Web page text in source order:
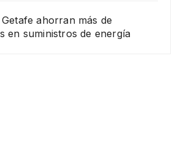
ahorran más de
en suministros de energía